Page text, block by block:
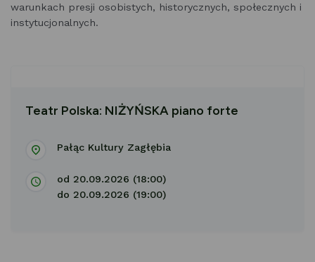
warunkach presji osobistych, historycznych, społecznych i
instytucjonalnych.
Teatr Polska: NIŻYŃSKA piano forte
Pałąc Kultury Zagłębia
od 20.09.2026 (18:00)
do 20.09.2026 (19:00)